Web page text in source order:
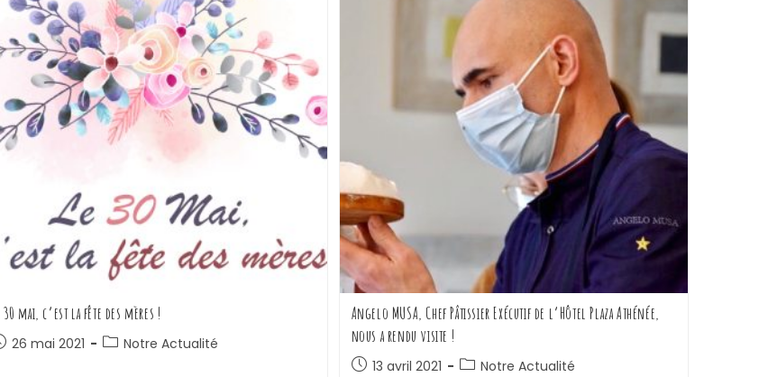
30 mai, c’est la fête des mères !
26 mai 2021 Notre Actualité
Angelo MUSA, Chef Pâtissier Exécutif de l’Hôtel Plaza Athénée,
nous a rendu visite !
13 avril 2021 Notre Actualité